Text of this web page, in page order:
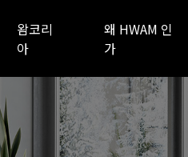
왐코리
아
왜 HWAM 인
가